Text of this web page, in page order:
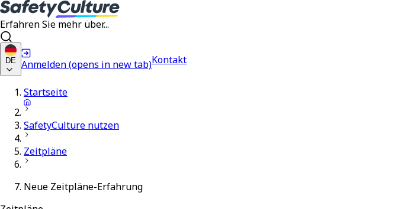
Erfahren Sie mehr über...
DE Anmelden(opens in new tab)Kontakt
Startseite
SafetyCulture nutzen
Zeitpläne
Neue Zeitpläne-Erfahrung